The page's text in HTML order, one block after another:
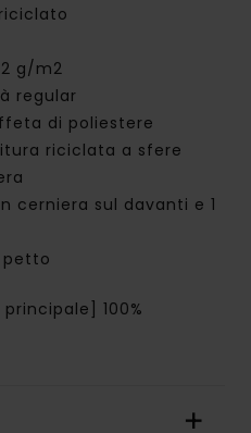
g/m2
regular
di poliestere
riciclata a sfere
cerniera sul davanti e 1
petto
principale] 100%